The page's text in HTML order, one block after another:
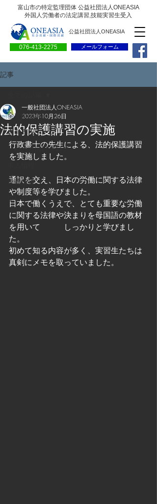
富山市の特定監理団体 公益社団法人ONEASIA
外国人労働者の法定講習,技能実習生受入
076-413-2275
公益社団法人ONEASIA
メールフォーム
記事
全ての記事
会員専用ページ
一般の方向けブログ
求職情報
プレリリース
法的保護講習の実施
一般社団法人ONEASIA
2023年10月26日
行政書士の先生による、法的保護講習
を実施しました。
通訳を交え、日本の労働に関する法律
や制度等を学びました。
日本で働くうえで、とても重要な労働
に関する法律や決まりを母国語の教材
を用いて　　　しっかりと学びまし
た。
初めて知る内容が多く、実習生たちは
真剣にメモを取っていました。